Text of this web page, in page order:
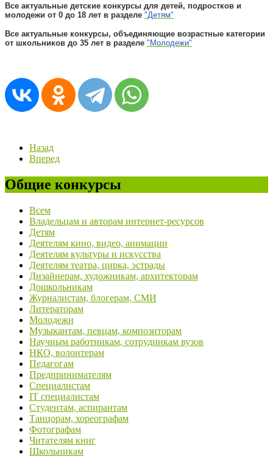
Все актуальные детские конкурсы для детей, подростков и
молодежи от 0 до 18 лет в разделе "Детям"
Все актуальные конкурсы, объединяющие возрастные категории
от школьников до 35 лет в разделе "Молодежи"
Назад
Вперед
Общие конкурсы
Всем
Владельцам и авторам интернет-ресурсов
Детям
Деятелям кино, видео, анимации
Деятелям культуры и искусства
Деятелям театра, цирка, эстрады
Дизайнерам, художникам, архитекторам
Дошкольникам
Журналистам, блогерам, СМИ
Литераторам
Молодежи
Музыкантам, певцам, композиторам
Научным работникам, сотрудникам вузов
НКО, волонтерам
Педагогам
Предпринимателям
Специалистам
IT специалистам
Студентам, аспирантам
Танцорам, хореографам
Фотографам
Читателям книг
Школьникам